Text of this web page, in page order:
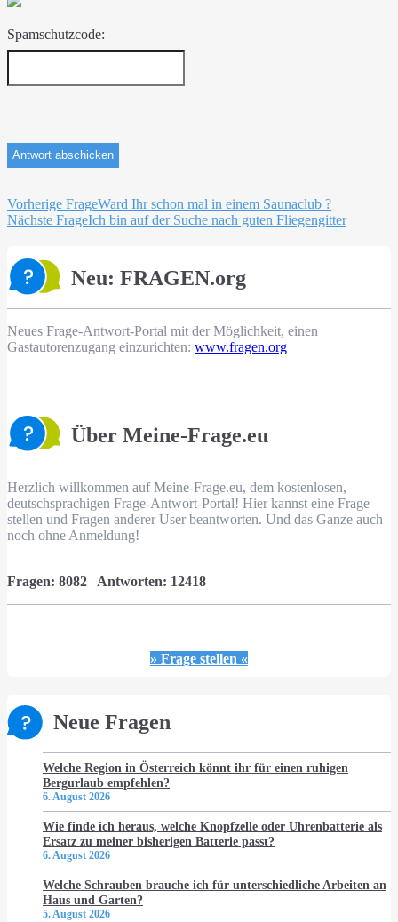
Spamschutzcode:
Beitragsnavigation
Vorherige FrageWard Ihr schon mal in einem Saunaclub ?
Nächste FrageIch bin auf der Suche nach guten Fliegengitter
Neu: FRAGEN.org
Neues Frage-Antwort-Portal mit der Möglichkeit, einen
Gastautorenzugang einzurichten: www.fragen.org
Über Meine-Frage.eu
Herzlich willkommen auf Meine-Frage.eu, dem kostenlosen,
deutschsprachigen Frage-Antwort-Portal! Hier kannst eine Frage
stellen und Fragen anderer User beantworten. Und das Ganze auch
noch ohne Anmeldung!
Fragen: 8082 | Antworten: 12418
» Frage stellen «
Neue Fragen
Welche Region in Österreich könnt ihr für einen ruhigen
Bergurlaub empfehlen?
6. August 2026
Wie finde ich heraus, welche Knopfzelle oder Uhrenbatterie als
Ersatz zu meiner bisherigen Batterie passt?
6. August 2026
Welche Schrauben brauche ich für unterschiedliche Arbeiten an
Haus und Garten?
5. August 2026